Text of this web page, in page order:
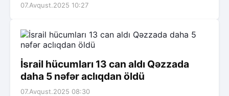
07.Avqust.2025 10:27
İsrail hücumları 13 can aldı Qəzzada
daha 5 nəfər aclıqdan öldü
07.Avqust.2025 08:30